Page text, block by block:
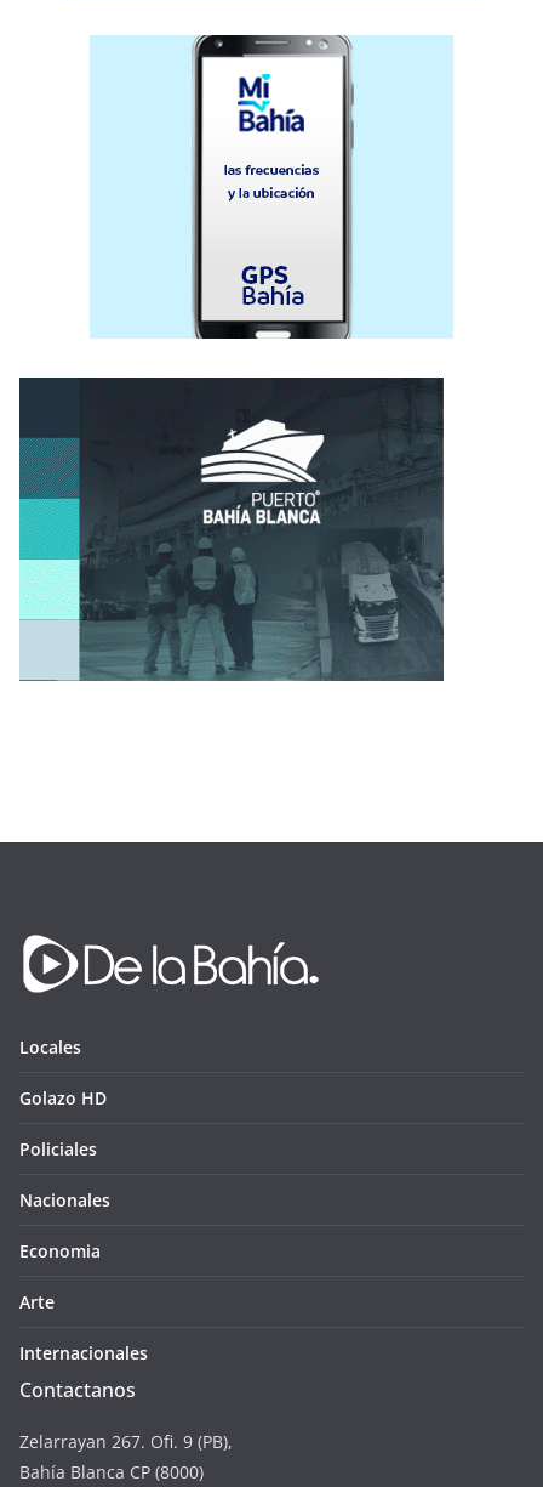
Locales
Golazo HD
Policiales
Nacionales
Economia
Arte
Internacionales
Contactanos
Zelarrayan 267. Ofi. 9 (PB),
Bahía Blanca CP (8000)